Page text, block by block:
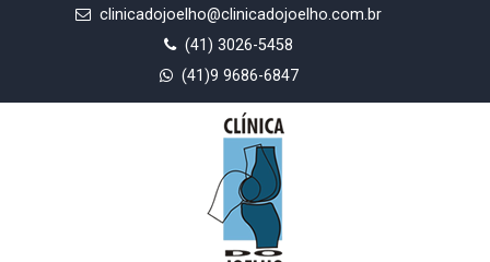
clinicadojoelho@clinicadojoelho.com.br
(41) 3026-5458
(41)9 9686-6847